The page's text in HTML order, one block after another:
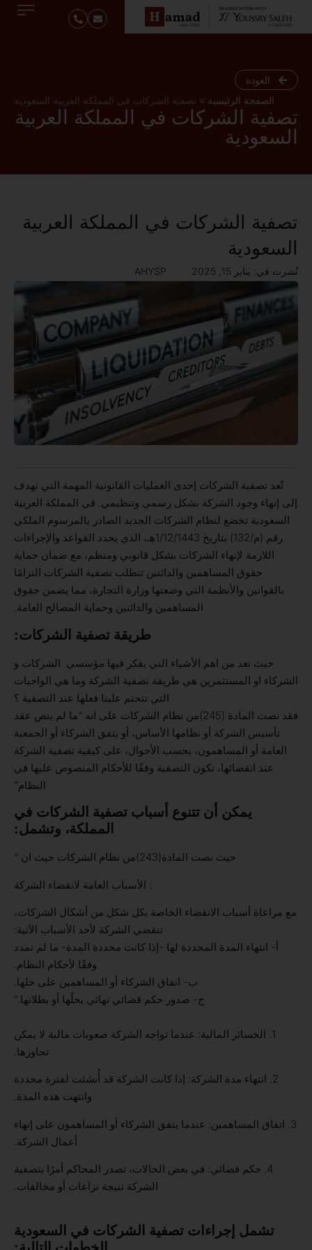
الصفحة الرئيسية » تصفية الشركات في المملكة العربية السعودية
تصفية الشركات في المملكة العربية
السعودية
تصفية الشركات في المملكة العربية
السعودية
نُشرت في: يناير 15, 2025 AHYSP
تُعد تصفية الشركات إحدى العمليات القانونية المهمة التي تهدف
إلى إنهاء وجود الشركة بشكل رسمي وتنظيمي. في المملكة العربية
السعودية تخضع لنظام الشركات الجديد الصادر بالمرسوم الملكي
رقم (م/132) بتاريخ 1/12/1443هـ، الذي يحدد القواعد والإجراءات
اللازمة لإنهاء الشركات بشكل قانوني ومنظم، مع ضمان حماية
حقوق المساهمين والدائنين تتطلب تصفية الشركات التزامًا
بالقوانين والأنظمة التي وضعتها وزارة التجارة، مما يضمن حقوق
المساهمين والدائنين وحماية المصالح العامة.
طريقة تصفية الشركات:
حيث تعد من اهم الأشياء التي يفكر فيها مؤسسي الشركات و
الشركاء او المستثمرين هي طريقة تصفية الشركة وما هي الواجبات
التي تتحتم علينا فعلها عند التصفية ؟
فقد نصت المادة (245)من نظام الشركات على انه “ما لم ينص عقد
تأسيس الشركة أو نظامها الأساس، أو يتفق الشركاء أو الجمعية
العامة أو المساهمون، بحسب الأحوال، على كيفية تصفية الشركة
عند انقضائها، تكون التصفية وفقًا للأحكام المنصوص عليها في
النظام”
يمكن أن تتنوع أسباب تصفية الشركات في
المملكة، وتشمل:
حيث نصت المادة(243)من نظام الشركات حيث ان “
: الأسباب العامة لانقضاء الشركة
مع مراعاة أسباب الانقضاء الخاصة بكل شكل من أشكال الشركات،
تنقضي الشركة لأحد الأسباب الآتية:
أ- انتهاء المدة المحددة لها -إذا كانت محددة المدة- ما لم تمدد
وفقًا لأحكام النظام.
ب- اتفاق الشركاء أو المساهمين على حلها.
ج- صدور حكم قضائي نهائي بحلّها أو بطلانها.”
1. الخسائر المالية: عندما تواجه الشركة صعوبات مالية لا يمكن
تجاوزها.
2. انتهاء مدة الشركة: إذا كانت الشركة قد أُنشئت لفترة محددة
وانتهت هذه المدة.
3. اتفاق المساهمين: عندما يتفق الشركاء أو المساهمون على إنهاء
أعمال الشركة.
4. حكم قضائي: في بعض الحالات، تصدر المحاكم أمرًا بتصفية
الشركة نتيجة نزاعات أو مخالفات.
تشمل إجراءات تصفية الشركات في السعودية